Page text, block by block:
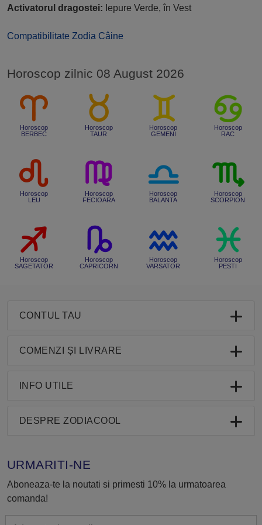
Activatorul dragostei: Iepure Verde, în Vest
Compatibilitate Zodia Câine
Horoscop zilnic 08 August 2026
Horoscop
BERBEC
Horoscop
TAUR
Horoscop
GEMENI
Horoscop
RAC
Horoscop
LEU
Horoscop
FECIOARA
Horoscop
BALANTA
Horoscop
SCORPION
Horoscop
SAGETATOR
Horoscop
CAPRICORN
Horoscop
VARSATOR
Horoscop
PESTI
CONTUL TAU
COMENZI ȘI LIVRARE
INFO UTILE
DESPRE ZODIACOOL
URMARITI-NE
Aboneaza-te la noutati si primesti 10% la urmatoarea
comanda!